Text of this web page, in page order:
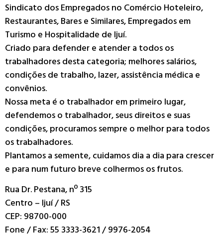
Sindicato dos Empregados no Comércio Hoteleiro,
Restaurantes, Bares e Similares, Empregados em
Turismo e Hospitalidade de Ijuí.
Criado para defender e atender a todos os
trabalhadores desta categoria; melhores salários,
condições de trabalho, lazer, assistência médica e
convênios.
Nossa meta é o trabalhador em primeiro lugar,
defendemos o trabalhador, seus direitos e suas
condições, procuramos sempre o melhor para todos
os trabalhadores.
Plantamos a semente, cuidamos dia a dia para crescer
e para num futuro breve colhermos os frutos.
Rua Dr. Pestana, nº 315
Centro – Ijuí / RS
CEP: 98700-000
Fone / Fax: 55 3333-3621 / 9976-2054